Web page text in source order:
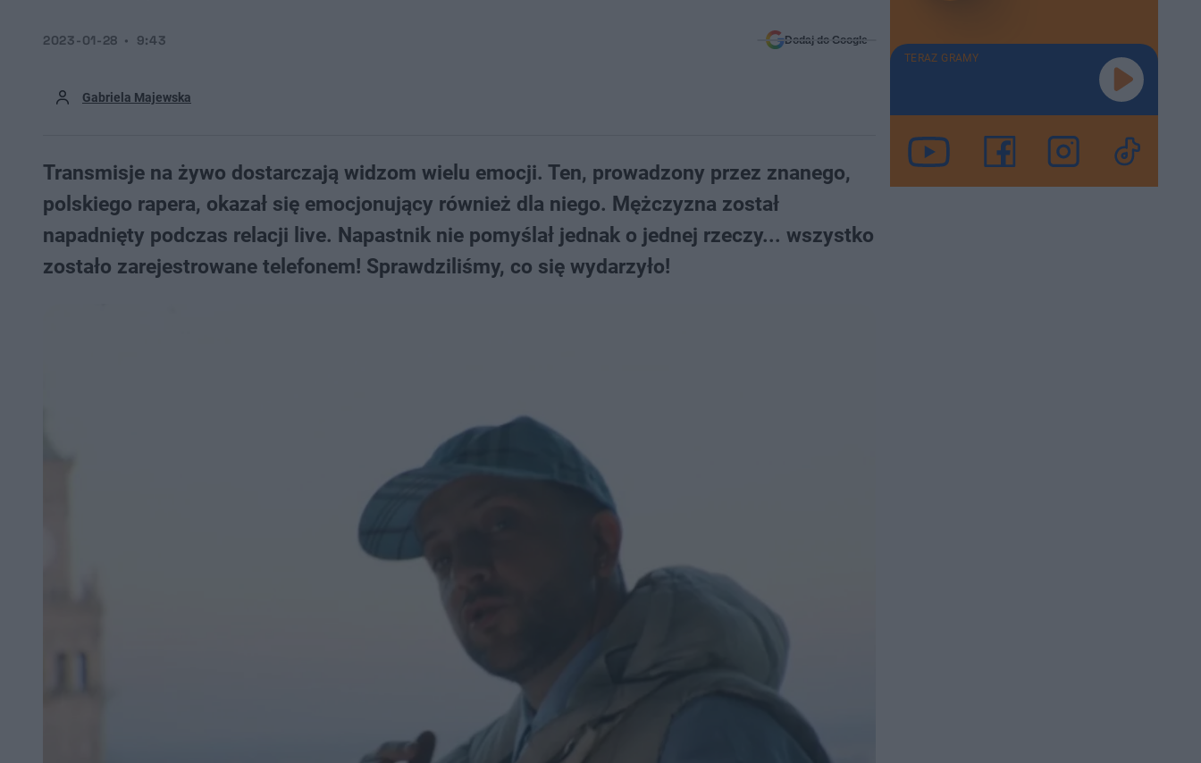
Gabriela Majewska
2023-01-28 9:43 Dodaj do Google
Transmisje na żywo dostarczają widzom wielu emocji. Ten, prowadzony przez znanego,
polskiego rapera, okazał się emocjonujący również dla niego. Mężczyzna został
napadnięty podczas relacji live. Napastnik nie pomyślał jednak o jednej rzeczy... wszystko
zostało zarejestrowane telefonem! Sprawdziliśmy, co się wydarzyło!
TERAZ GRAMY